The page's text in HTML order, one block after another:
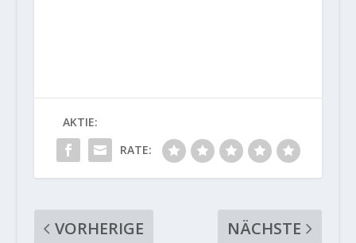
AKTIE:
RATE:
VORHERIGE
NÄCHSTE